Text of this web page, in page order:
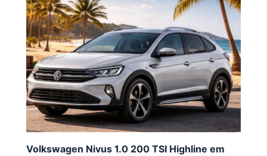
Volkswagen Nivus 1.0 200 TSI Highline em